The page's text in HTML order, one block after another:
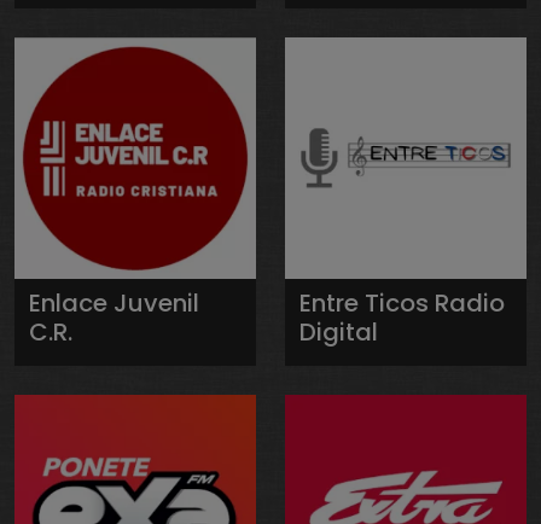
Enlace Juvenil
C.R.
Entre Ticos Radio
Digital